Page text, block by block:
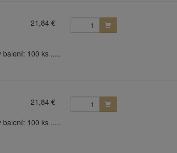
21,84 €
balení: 100 ks .....
21,84 €
balení: 100 ks .....